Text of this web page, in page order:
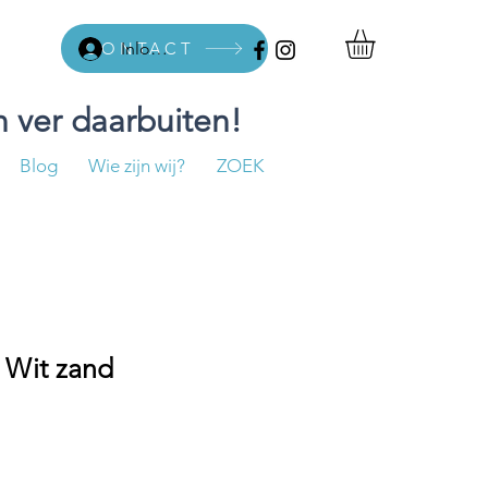
Inloggen
CONTACT
ver daarbuiten!
Blog Wie zijn wij? ZOEK
zand